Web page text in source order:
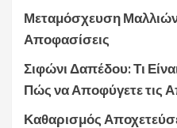
Μεταμόσχευση
Αποφασίσεις
Σιφώνι Δαπέδου: Τι
Πώς να Αποφύγετε τις
Καθαρισμός